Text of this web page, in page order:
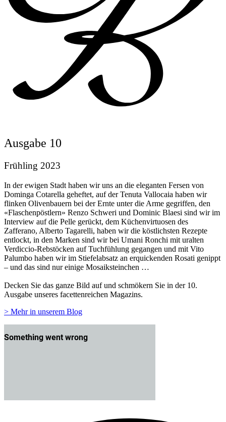
Ausgabe 10
Frühling 2023
In der ewigen Stadt haben wir uns an die eleganten Fersen von
Dominga Cotarella geheftet, auf der Tenuta Vallocaia haben wir
flinken Olivenbauern bei der Ernte unter die Arme gegriffen, den
«Flaschenpöstlern» Renzo Schweri und Dominic Blaesi sind wir im
Interview auf die Pelle gerückt, dem Küchenvirtuosen des
Zafferano, Alberto Tagarelli, haben wir die köstlichsten Rezepte
entlockt, in den Marken sind wir bei Umani Ronchi mit uralten
Verdiccio-Rebstöcken auf Tuchfühlung gegangen und mit Vito
Palumbo haben wir im Stiefelabsatz an erquickenden Rosati genippt
– und das sind nur einige Mosaiksteinchen …
Decken Sie das ganze Bild auf und schmökern Sie in der 10.
Ausgabe unseres facettenreichen Magazins.
> Mehr in unserem Blog